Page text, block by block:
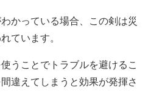
かっている場合、この剣は災
ています。
うことでトラブルを避けるこ
違えてしまうと効果が発揮さ